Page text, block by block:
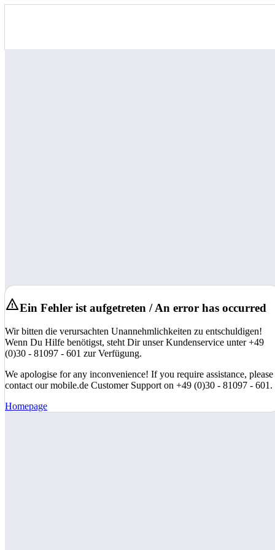
Ein Fehler ist aufgetreten / An error has occurred
Wir bitten die verursachten Unannehmlichkeiten zu entschuldigen!
Wenn Du Hilfe benötigst, steht Dir unser Kundenservice unter +49
(0)30 - 81097 - 601 zur Verfügung.
We apologise for any inconvenience! If you require assistance, please
contact our mobile.de Customer Support on +49 (0)30 - 81097 - 601.
Homepage